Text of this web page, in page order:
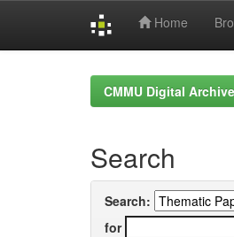
Home
CMMU Digital Archive
Search
Search:
for